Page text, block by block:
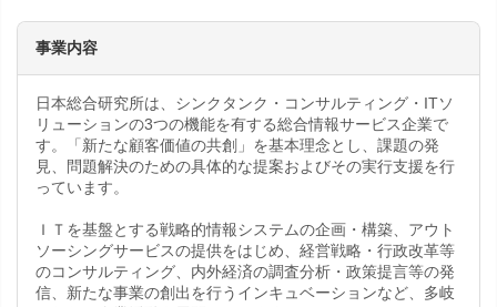
事業内容
日本総合研究所は、シンクタンク・コンサルティング・ITソ
リューションの3つの機能を有する総合情報サービス企業で
す。「新たな顧客価値の共創」を基本理念とし、課題の発
見、問題解決のための具体的な提案およびその実行支援を行
っています。
ＩＴを基盤とする戦略的情報システムの企画・構築、アウト
ソーシングサービスの提供をはじめ、経営戦略・行政改革等
のコンサルティング、内外経済の調査分析・政策提言等の発
信、新たな事業の創出を行うインキュベーションなど、多岐